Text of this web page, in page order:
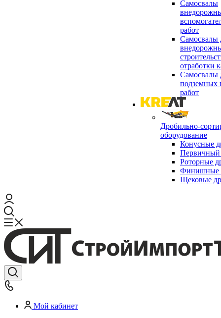
Самосвалы
работ
Самосвалы
отработки
Самосвалы
подземных
работ
Дробильно-
оборудование
Конусные
Первичный
Роторные
Финишные
Щековые
Мой кабинет